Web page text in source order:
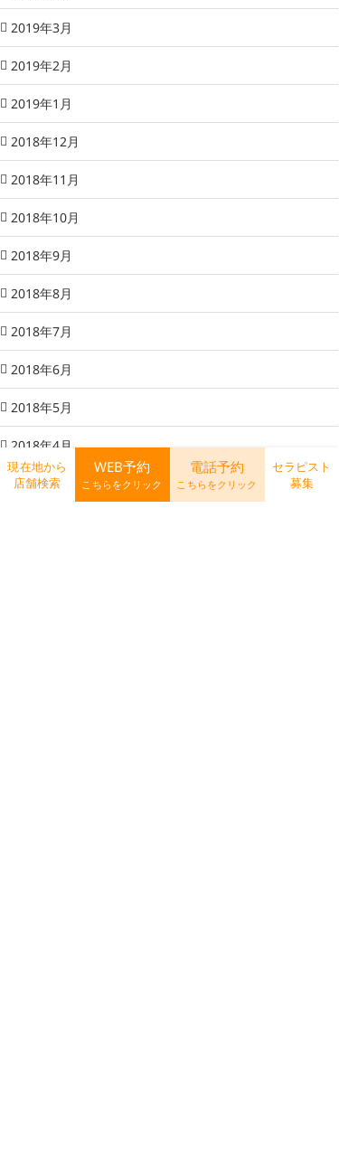
2019年3月
2019年2月
2019年1月
2018年12月
2018年11月
2018年10月
2018年9月
2018年8月
2018年7月
2018年6月
2018年5月
2018年4月
2018年3月
現在地から
店舗検索
WEB予約
こちらをクリック
電話予約
こちらをクリック
セラピスト
募集